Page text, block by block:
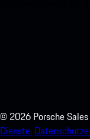
© 2026 Porsche
Dienste.